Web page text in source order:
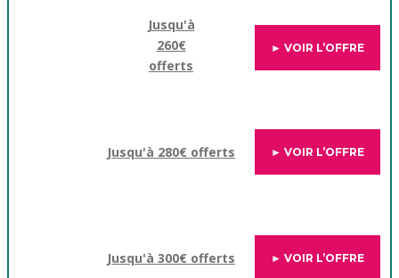
Jusqu'à
260€
offerts
► VOIR L’OFFRE
Jusqu'à 280€ offerts ► VOIR L’OFFRE
Jusqu'à 300€ offerts ► VOIR L’OFFRE